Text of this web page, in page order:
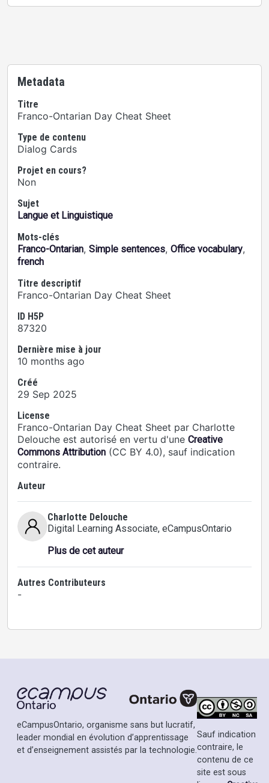
Metadata
Titre
Franco-Ontarian Day Cheat Sheet
Type de contenu
Dialog Cards
Projet en cours?
Non
Sujet
Langue et Linguistique
Mots-clés
Franco-Ontarian, Simple sentences, Office vocabulary,
french
Titre descriptif
Franco-Ontarian Day Cheat Sheet
ID H5P
87320
Dernière mise à jour
10 months ago
Créé
29 Sep 2025
License
Franco-Ontarian Day Cheat Sheet par Charlotte
Delouche est autorisé en vertu d'une Creative
Commons Attribution (CC BY 4.0), sauf indication
contraire.
Auteur
Charlotte Delouche
Digital Learning Associate, eCampusOntario
Plus de cet auteur
Autres Contributeurs
-
eCampusOntario, organisme sans but lucratif,
leader mondial en évolution d’apprentissage
et d’enseignement assistés par la technologie.
Sauf indication
contraire, le
contenu de ce
site est sous